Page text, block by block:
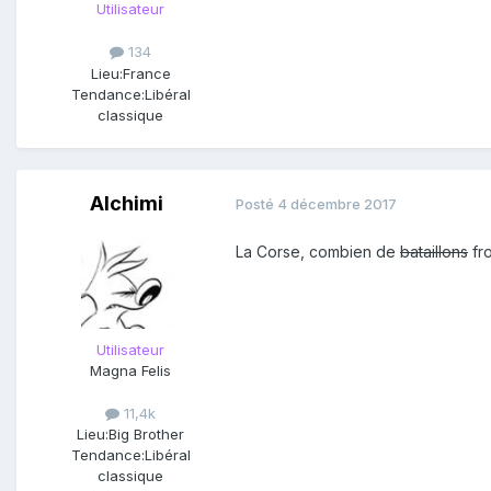
Utilisateur
134
Lieu:France
Tendance:Libéral
classique
Alchimi
Utilisateur
Magna Felis
11,4k
Lieu:Big Brother
Tendance:Libéral
classique
Posté 4 décembre 2017
La Corse, combien de bataillons